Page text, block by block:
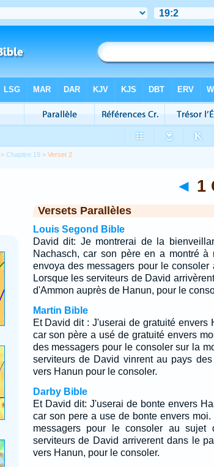
>Chapitre 19 > Verset 2
◄ 1
Versets Parallèles
Louis Segond Bible
David dit: Je montrerai de la
Nachasch, car son père en a montré à
envoya des messagers pour le consoler
Lorsque les serviteurs de David
d'Ammon auprès de Hanun, pour le
Martin Bible
Et David dit : J'userai de gratuité envers
car son père a usé de gratuité envers
des messagers pour le consoler sur la
serviteurs de David vinrent au pays
vers Hanun pour le consoler.
Darby Bible
Et David dit: J'userai de bonte envers
car son pere a use de bonte envers
messagers pour le consoler au
serviteurs de David arriverent dans le
vers Hanun, pour le consoler.